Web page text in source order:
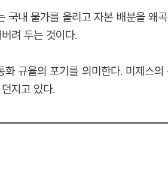
내 물가를 올리고 자본 배분을 왜
려 두는 것이다.
규율의 포기를 의미한다. 미제스
지고 있다.